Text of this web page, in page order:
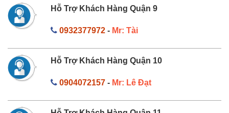
Hỗ Trợ Khách Hàng Quận 9
0932377972- Mr: Tài
Hỗ Trợ Khách Hàng Quận 10
0904072157- Mr: Lê Đạt